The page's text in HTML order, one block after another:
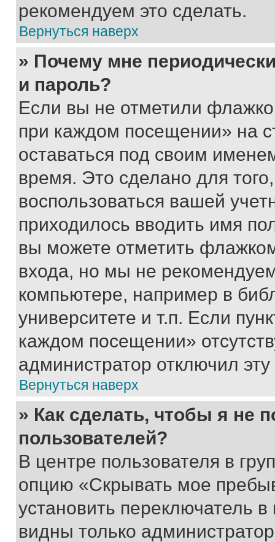
рекомендуем это сделать.
Вернуться наверх
» Почему мне
и пароль?
Если вы не отметили
при каждом посещении» на
оставаться под своим
время. Это сделано для
воспользоваться вашей
приходилось вводить имя
вы можете отметить
входа, но мы не
компьютере, например в
университете и т.п. Если
каждом посещении»
администратор отключил
Вернуться наверх
» Как сделать, чтобы я не
пользователей?
В центре пользователя в
опцию «Скрывать мое
установить переключатель
видны только